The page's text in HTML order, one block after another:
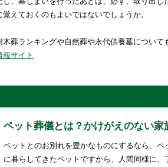
えておくのもよいではないでしょうか。
葬ランキングや自然葬や永代供養墓について
サイト
ペット葬儀とは？かけがえのない
ペットとのお別れを豊かなものにするなら、
に暮らしてきたペットですから、人間同様に